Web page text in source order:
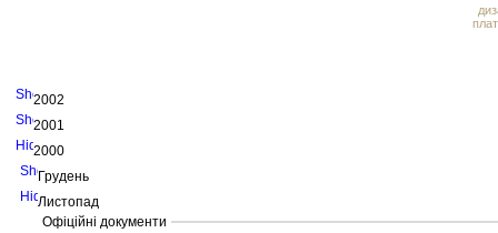
2002
2001
2000
Грудень
Листопад
Офіційні документи